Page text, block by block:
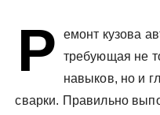
Р
емонт кузова
требующая не
навыков, но и
сварки. Правильно